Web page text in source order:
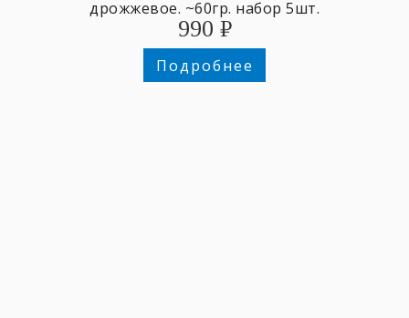
дрожжевое. ~60гр. набор 5шт.
990 ₽
Подробнее